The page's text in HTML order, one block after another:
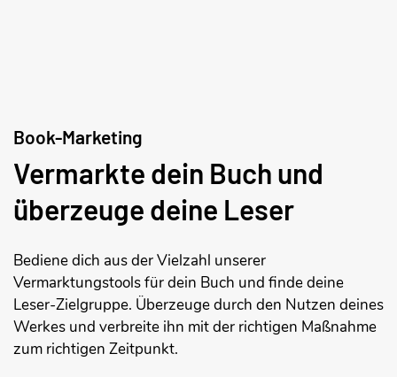
Book-Marketing
Vermarkte dein Buch und
überzeuge deine Leser
Bediene dich aus der Vielzahl unserer
Vermarktungstools für dein Buch und finde deine
Leser-Zielgruppe. Überzeuge durch den Nutzen deines
Werkes und verbreite ihn mit der richtigen Maßnahme
zum richtigen Zeitpunkt.